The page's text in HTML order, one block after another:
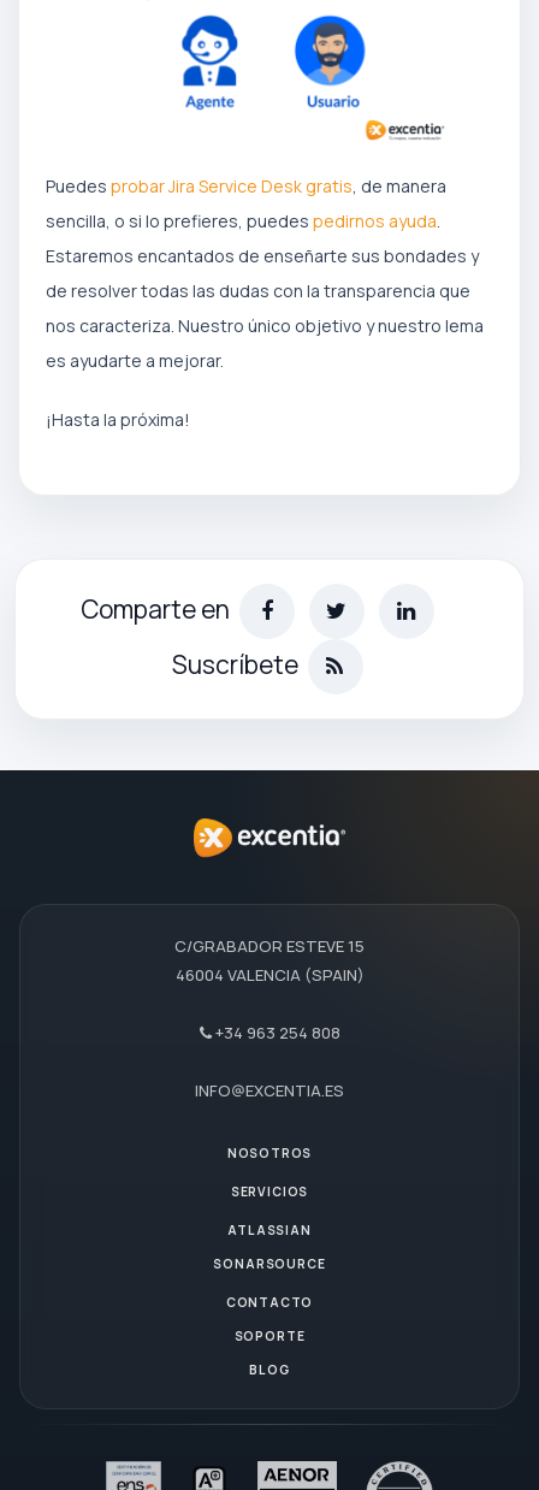
Puedes probar Jira Service Desk gratis, de manera
sencilla, o si lo prefieres, puedes pedirnos ayuda.
Estaremos encantados de enseñarte sus bondades y
de resolver todas las dudas con la transparencia que
nos caracteriza. Nuestro único objetivo y nuestro lema
es ayudarte a mejorar.
¡Hasta la próxima!
Comparte en
Suscríbete
C/GRABADOR ESTEVE 15
46004 VALENCIA (SPAIN)
+34 963 254 808
INFO@EXCENTIA.ES
NOSOTROS
SERVICIOS
ATLASSIAN
SONARSOURCE
CONTACTO
SOPORTE
BLOG